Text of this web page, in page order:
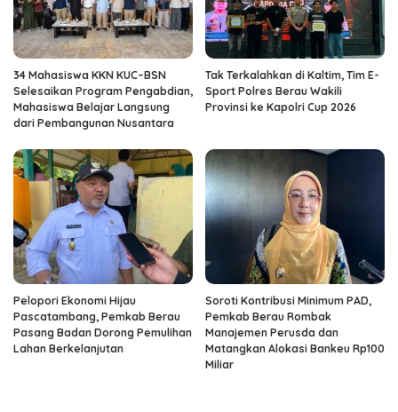
34 Mahasiswa KKN KUC–BSN
Selesaikan Program Pengabdian,
Mahasiswa Belajar Langsung
dari Pembangunan Nusantara
Tak Terkalahkan di Kaltim, Tim E-
Sport Polres Berau Wakili
Provinsi ke Kapolri Cup 2026
Pelopori Ekonomi Hijau
Pascatambang, Pemkab Berau
Pasang Badan Dorong Pemulihan
Lahan Berkelanjutan
Soroti Kontribusi Minimum PAD,
Pemkab Berau Rombak
Manajemen Perusda dan
Matangkan Alokasi Bankeu Rp100
Miliar